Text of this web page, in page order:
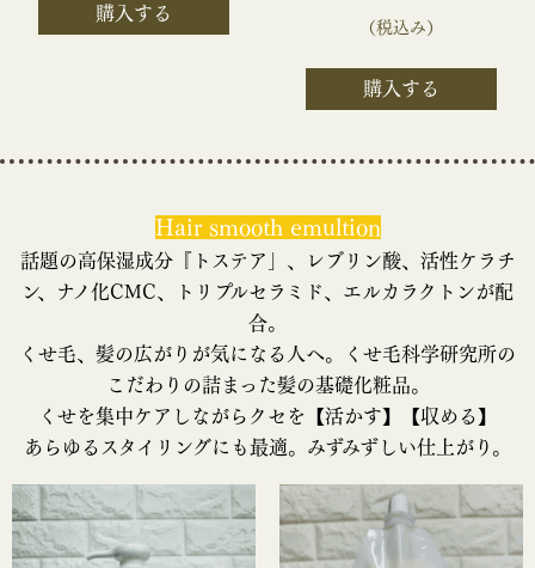
購入する
（税込み）
購入する
Hair smooth emultion
話題の高保湿成分『トステア」、レブリン酸、活性ケラチ
ン、ナノ化CMC、トリプルセラミド、エルカラクトンが配
合。
くせ毛、髪の広がりが気になる人へ。くせ毛科学研究所の
こだわりの詰まった髪の基礎化粧品。
くせを集中ケアしながらクセを【活かす】【収める】
あらゆるスタイリングにも最適。みずみずしい仕上がり。